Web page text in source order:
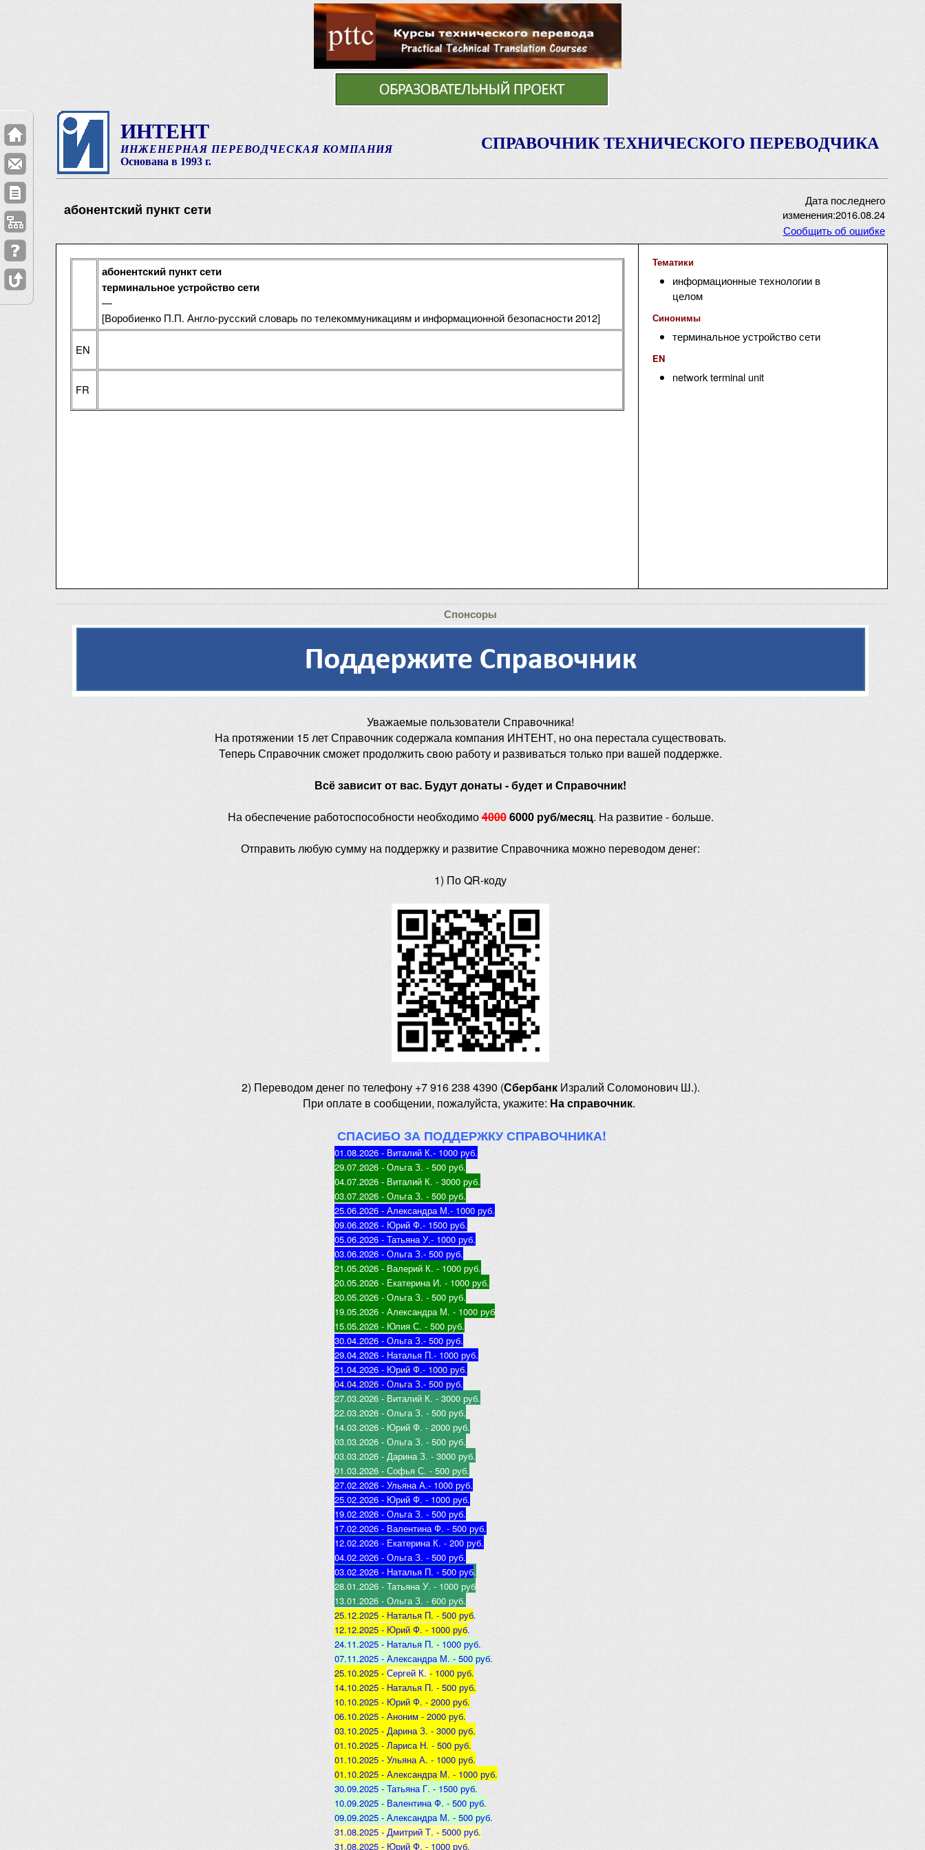
ИНТЕНТ
ИНЖЕНЕРНАЯ ПЕРЕВОДЧЕСКАЯ КОМПАНИЯ
Основана в 1993 г.
СПРАВОЧНИК ТЕХНИЧЕСКОГО ПЕРЕВОДЧИКА
абонентский пункт сети
Дата последнего
изменения:2016.08.24
Сообщить об ошибке
абонентский пункт сети
терминальное устройство сети
—
[Воробиенко П.П. Англо-русский словарь по телекоммуникациям и информационной безопасности 2012]
EN
FR
Тематики
информационные технологии в
целом
Синонимы
терминальное устройство сети
EN
network terminal unit
Спонсоры
Уважаемые пользователи Справочника!
На протяжении 15 лет Справочник содержала компания ИНТЕНТ, но она перестала существовать.
Теперь Справочник сможет продолжить свою работу и развиваться только при вашей поддержке.
Всё зависит от вас. Будут донаты - будет и Справочник!
На обеспечение работоспособности необходимо40006000 руб/месяц. На развитие - больше.
Отправить любую сумму на поддержку и развитие Справочника можно переводом денег:
1) По QR-коду
2) Переводом денег по телефону +7 916 238 4390 (Сбербанк Изралий Соломонович Ш.).
При оплате в сообщении, пожалуйста, укажите: На справочник.
СПАСИБО ЗА ПОДДЕРЖКУ СПРАВОЧНИКА!
01.08.2026 - Виталий К.- 1000 руб.
29.07.2026 - Ольга З. - 500 руб.
04.07.2026 - Виталий К. - 3000 руб.
03.07.2026 - Ольга З. - 500 руб.
25.06.2026 - Александра М.- 1000 руб.
09.06.2026 - Юрий Ф.- 1500 руб.
05.06.2026 - Татьяна У.- 1000 руб.
03.06.2026 - Ольга З.- 500 руб.
21.05.2026 - Валерий К. - 1000 руб.
20.05.2026 - Екатерина И. - 1000 руб.
20.05.2026 - Ольга З. - 500 руб.
19.05.2026 - Александра М. - 1000 руб
15.05.2026 - Юлия С. - 500 руб.
30.04.2026 - Ольга З.- 500 руб.
29.04.2026 - Наталья П.- 1000 руб.
21.04.2026 - Юрий Ф.- 1000 руб.
04.04.2026 - Ольга З.- 500 руб.
27.03.2026 - Виталий К. - 3000 руб.
22.03.2026 - Ольга З. - 500 руб.
14.03.2026 - Юрий Ф. - 2000 руб.
03.03.2026 - Ольга З. - 500 руб.
03.03.2026 - Дарина З. - 3000 руб.
01.03.2026 - Софья С. - 500 руб.
27.02.2026 - Ульяна А.- 1000 руб.
25.02.2026 - Юрий Ф. - 1000 руб.
19.02.2026 - Ольга З. - 500 руб.
17.02.2026 - Валентина Ф. - 500 руб.
12.02.2026 - Екатерина К. - 200 руб.
04.02.2026 - Ольга З. - 500 руб.
03.02.2026 - Наталья П. - 500 руб.
28.01.2026 - Татьяна У. - 1000 руб
13.01.2026 - ОльгаЗ. - 600 руб.
25.12.2025 - Наталья П. - 500 руб.
12.12.2025 - Юрий Ф. - 1000 руб.
24.11.2025 - Наталья П. - 1000 руб.
07.11.2025 - Александра М. - 500 руб.
25.10.2025 - Сергей К. - 1000 руб.
14.10.2025 - Наталья П. - 500 руб.
10.10.2025 - Юрий Ф. - 2000 руб.
06.10.2025 - Аноним - 2000 руб.
03.10.2025 - Дарина З. - 3000 руб.
01.10.2025 - Лариса Н. - 500 руб.
01.10.2025 - Ульяна А. - 1000 руб.
01.10.2025 - Александра М. - 1000 руб.
30.09.2025 - Татьяна Г. - 1500 руб.
10.09.2025 - Валентина Ф. - 500 руб.
09.09.2025 - Александра М. - 500 руб.
31.08.2025 - Дмитрий Т. - 5000 руб.
31.08.2025 - Юрий Ф. - 1000 руб.